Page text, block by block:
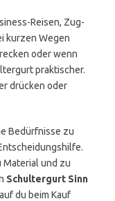
Reisen, Zug-
kurzen Wegen
oder wenn
praktischer.
drücken oder
Bedürfnisse zu
Material und zu
Schultergurt Sinn
du beim Kauf